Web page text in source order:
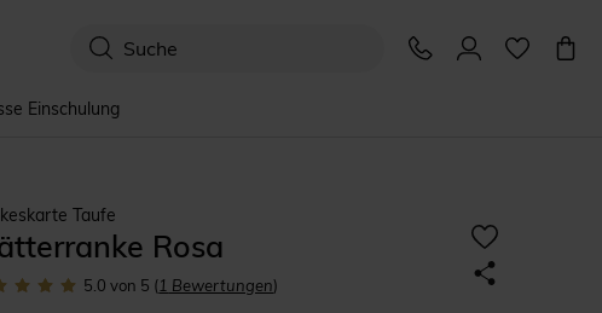
Einschulung
Taufe
Rosa
5.0 von 5 (1 Bewertungen)